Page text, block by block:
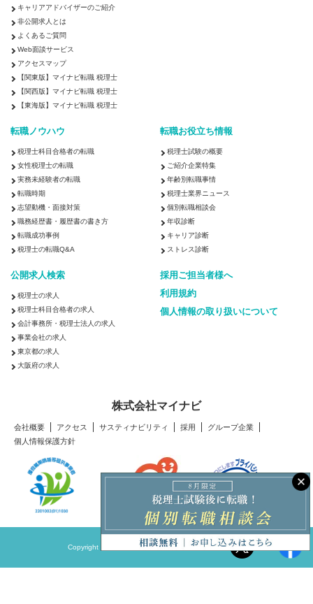
キャリアアドバイザーのご紹介
非公開求人とは
よくあるご質問
Web面談サービス
アクセスマップ
【関東版】マイナビ転職 税理士
【関西版】マイナビ転職 税理士
【東海版】マイナビ転職 税理士
転職ノウハウ
税理士科目合格者の転職
女性税理士の転職
実務未経験者の転職
転職時期
志望動機・面接対策
職務経歴書・履歴書の書き方
転職成功事例
税理士の転職Q&A
転職お役立ち情報
税理士試験の概要
ご紹介企業特集
年齢別転職事情
税理士業界ニュース
個別転職相談会
年収診断
キャリア診断
ストレス診断
公開求人検索
税理士の求人
税理士科目合格者の求人
会計事務所・税理士法人の求人
事業会社の求人
東京都の求人
大阪府の求人
採用ご担当者様へ
利用規約
個人情報の取り扱いについて
株式会社マイナビ
会社概要 アクセス サスティナビリティ 採用
グループ企業
個人情報保護方針
Copyright © Mynavi Corporation